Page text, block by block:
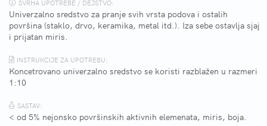
SVRHA UPOTREBE / DEJSTVO:
Univerzalno sredstvo za pranje svih vrsta podova i ostalih
površina (staklo, drvo, keramika, metal itd.). Iza sebe ostavlja sjaj
i prijatan miris.
INSTRUKCIJE ZA UPOTREBU:
Koncetrovano univerzalno sredstvo se koristi razblažen u razmeri
1:10
SASTAV:
< od 5% nejonsko površinskih aktivnih elemenata, miris, boja.